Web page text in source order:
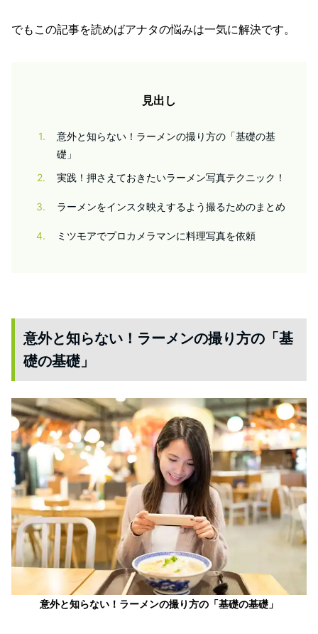
でもこの記事を読めばアナタの悩みは一気に解決です。
見出し
1
意外と知らない！ラーメンの撮り方の「基礎の基
礎」
2
実践！押さえておきたいラーメン写真テクニック！
3 ラーメンをインスタ映えするよう撮るためのまとめ
4 ミツモアでプロカメラマンに料理写真を依頼
意外と知らない！ラーメンの撮り方の「基
礎の基礎」
意外と知らない！ラーメンの撮り方の「基礎の基礎」